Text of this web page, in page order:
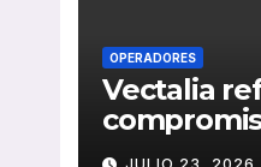
OPERADORES
Vectalia